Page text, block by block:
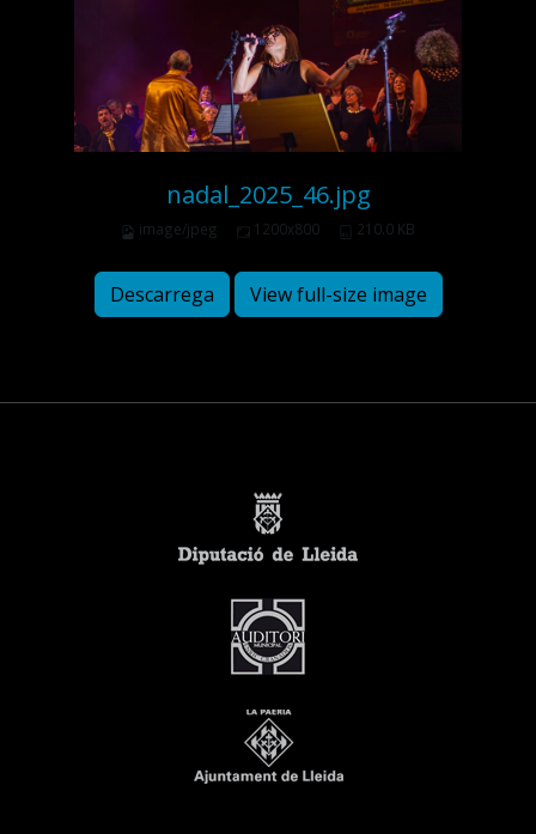
nadal_2025_46.jpg
image/jpeg 1200x800 210.0 KB
Descarrega View full-size image